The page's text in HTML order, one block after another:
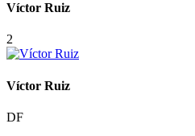
Víctor Ruiz
2
Víctor Ruiz
DF